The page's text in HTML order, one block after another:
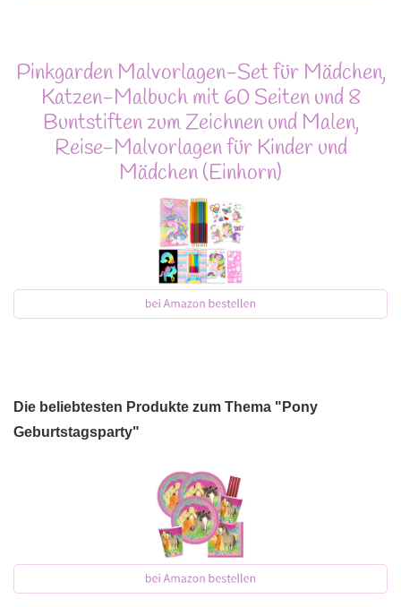
Pinkgarden Malvorlagen-Set für Mädchen,
Katzen-Malbuch mit 60 Seiten und 8
Buntstiften zum Zeichnen und Malen,
Reise-Malvorlagen für Kinder und
Mädchen (Einhorn)
Die beliebtesten Produkte zum Thema "Pony
Geburtstagsparty"